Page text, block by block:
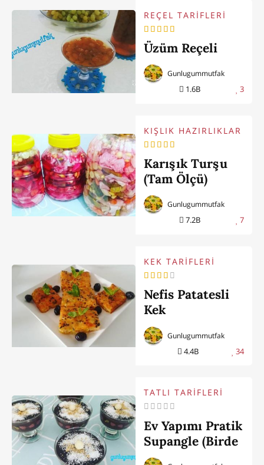
REÇEL TARİFLERİ
Üzüm Reçeli
1.6B 3
Gunlugummutfak
KIŞLIK HAZIRLIKLAR
Karışık Turşu
(Tam Ölçü)
7.2B 7
Gunlugummutfak
KEK TARİFLERİ
Nefis Patatesli
Kek
4.4B 34
Gunlugummutfak
TATLI TARİFLERİ
Ev Yapımı Pratik
Supangle (Birde
Böyle Deneyin)